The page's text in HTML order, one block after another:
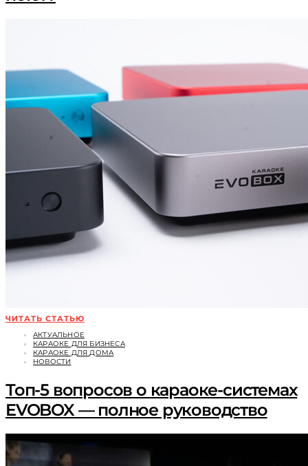
ЧИТАТЬ СТАТЬЮ
АКТУАЛЬНОЕ
КАРАОКЕ ДЛЯ БИЗНЕСА
КАРАОКЕ ДЛЯ ДОМА
НОВОСТИ
Топ-5 вопросов о караоке-системах
EVOBOX — полное руководство